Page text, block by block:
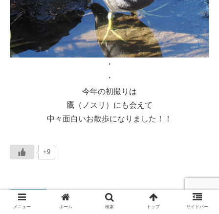
・
・
今年の初撮りは
鷹（ノスリ）にも会えて
中々面白いお散歩になりました！！
+9
自然通信
メニュー ホーム 検索 トップ サイドバー